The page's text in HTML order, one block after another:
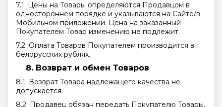
7.1. Цены на Товары определяются Продавцом в
одностороннем порядке и указываются на Сайте/в
Мобильном приложении. Цена на заказанный
Покупателем Товар изменению не подлежит.
7.2. Оплата Товаров Покупателем производится в
белорусских рублях.
Возврат и обмен Товаров
8.1. Возврат Товара надлежащего качества не
допускается.
8.2. Продавец обязан передать Покупателю Товары,